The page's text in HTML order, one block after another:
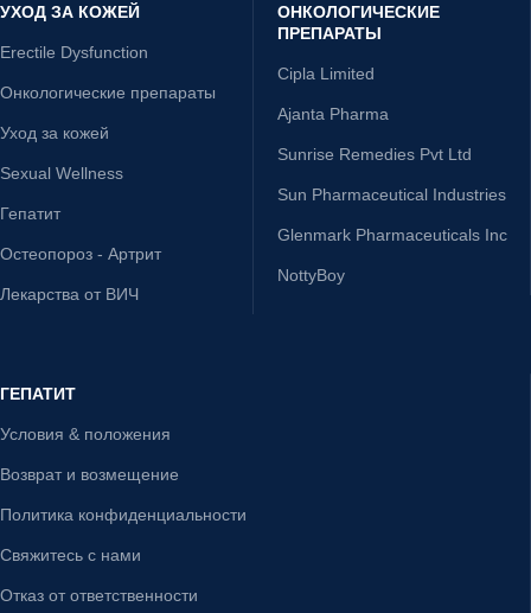
УХОД ЗА КОЖЕЙ
Erectile Dysfunction
Онкологические препараты
Уход за кожей
Sexual Wellness
Гепатит
Остеопороз - Артрит
Лекарства от ВИЧ
ОНКОЛОГИЧЕСКИЕ
ПРЕПАРАТЫ
Cipla Limited
Ajanta Pharma
Sunrise Remedies Pvt Ltd
Sun Pharmaceutical Industries
Glenmark Pharmaceuticals Inc
NottyBoy
ГЕПАТИТ
Условия & положения
Возврат и возмещение
Политика конфиденциальности
Свяжитесь с нами
Отказ от ответственности